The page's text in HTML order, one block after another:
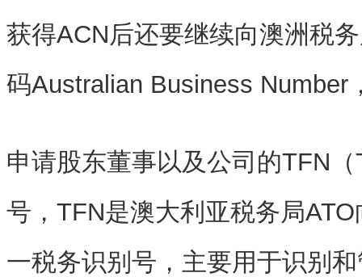
获得ACN后还要继续向澳洲税
码Australian Business Number
申请股东董事以及公司的TFN
号，TFN是澳大利亚税务局
一税务识别号，主要用于识别